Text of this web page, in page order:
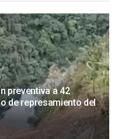
preventiva a 42
de represamiento del